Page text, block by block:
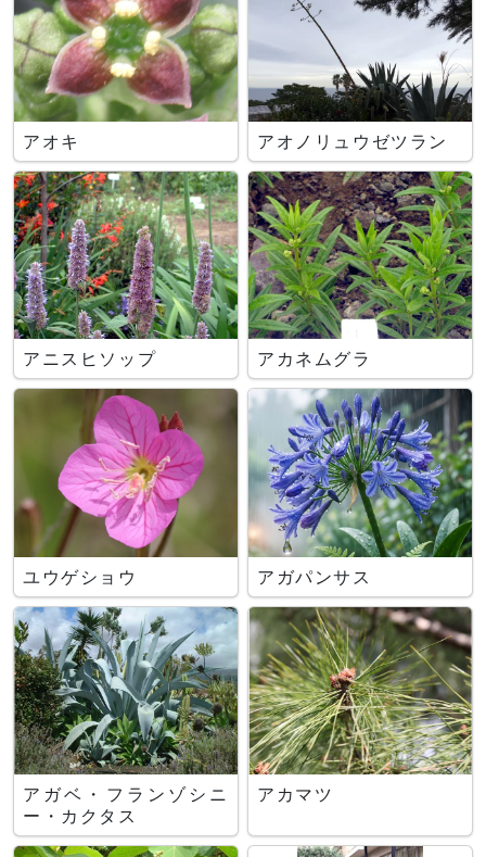
アオキ アオノリュウゼツラン
アニスヒソップ アカネムグラ
ユウゲショウ アガパンサス
アガベ・フランゾシニ
ー・カクタス
アカマツ